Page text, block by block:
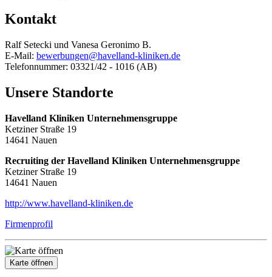
Kontakt
Ralf Setecki und Vanesa Geronimo B.
E-Mail: bewerbungen@havelland-kliniken.de
Telefonnummer: 03321/42 - 1016 (AB)
Unsere Standorte
Havelland Kliniken Unternehmensgruppe
Ketziner Straße 19
14641 Nauen
Recruiting der Havelland Kliniken Unternehmensgruppe
Ketziner Straße 19
14641 Nauen
http://www.havelland-kliniken.de
Firmenprofil
Karte öffnen